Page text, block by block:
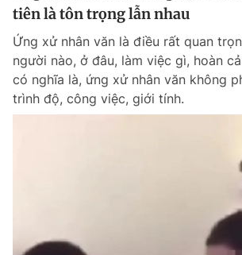
tiên là tôn trọng lẫn nhau
Ứng xử nhân văn là điều rất quan
người nào, ở đâu, làm việc gì, hoàn
có nghĩa là, ứng xử nhân văn không
trình độ, công việc, giới tính.